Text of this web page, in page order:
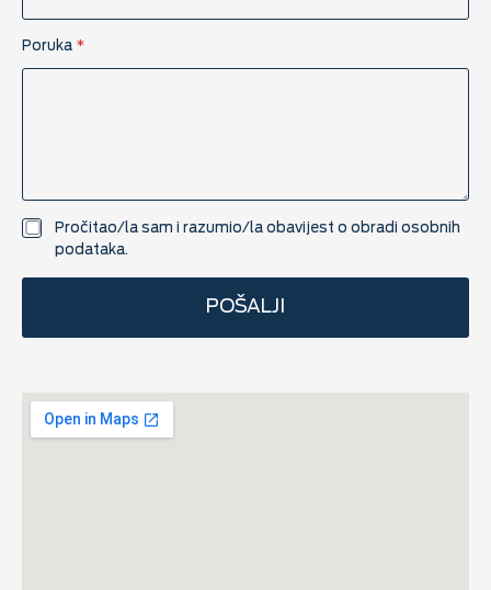
Poruka *
U
Pročitao/la sam i razumio/la obavijest o obradi osobnih
podataka.
POŠALJI